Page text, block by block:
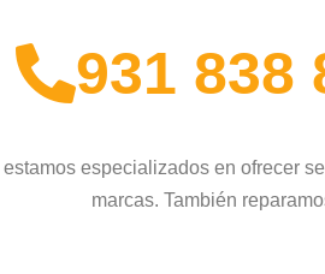
931 838
estamos especializados en ofrecer
marcas. También